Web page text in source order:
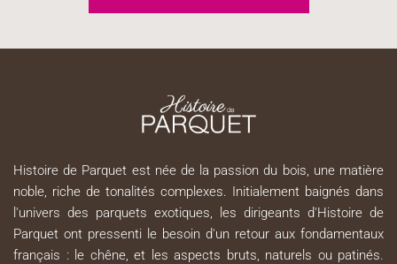
Histoire de Parquet est née de la passion du bois, une matière
noble, riche de tonalités complexes. Initialement baignés dans
l'univers des parquets exotiques, les dirigeants d'Histoire de
Parquet ont pressenti le besoin d'un retour aux fondamentaux
français : le chêne, et les aspects bruts, naturels ou patinés.